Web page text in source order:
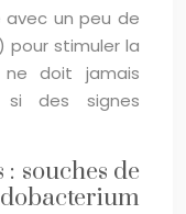
avec un peu de
pour stimuler la
doit jamais
si des signes
souches de